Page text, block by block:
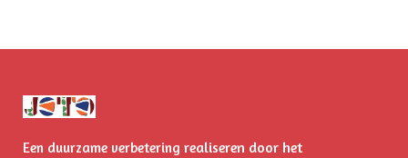
Een duurzame verbetering realiseren door het